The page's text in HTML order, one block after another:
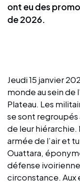
ont eu des
de 2026.
Jeudi 15 janvier
monde au sein de
Plateau. Les
se sont regroupés
de leur
armée de l’air et
Ouattara,
défense
circonstance. Aux